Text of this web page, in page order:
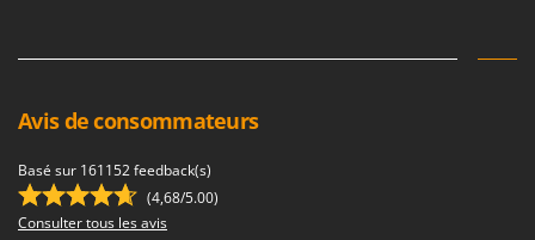
Mille
Mockmill
More than chef
MOSA
Avis de consommateurs
Basé sur 161152 feedback(s)
(4,68/5.00)
Consulter tous les avis